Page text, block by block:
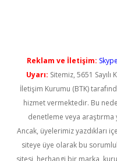
Reklam ve İletişim:
Uyarı: Sitemiz, 5651
İletişim Kurumu (BTK)
hizmet vermektedir. Bu
denetleme veya
Ancak, üyelerimiz yazdıkları
siteye üye olarak bu
sitesi, herhangi bir marka,